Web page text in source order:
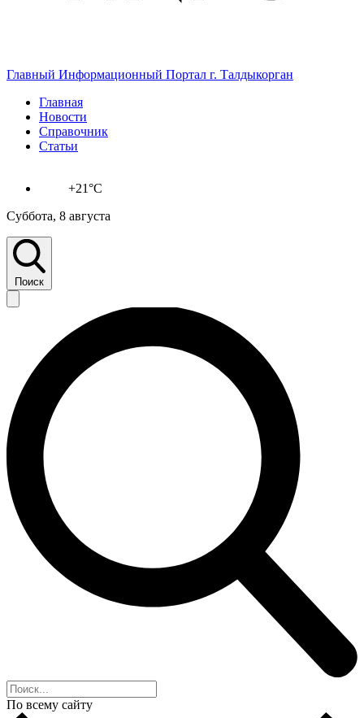
Главный Информационный Портал г. Талдыкорган
Главная
Новости
Справочник
Статьи
+21°C
Суббота, 8 августа
Поиск
По всему сайту